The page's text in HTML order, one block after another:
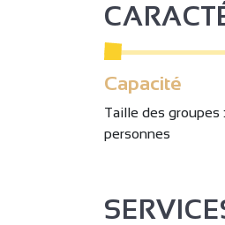
Capacité
Taille des groupes
personnes